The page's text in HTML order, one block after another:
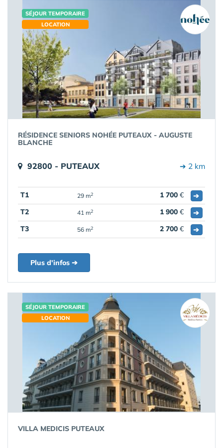
SÉJOUR TEMPORAIRE
LOCATION
RÉSIDENCE SENIORS NOHÉE PUTEAUX - AUGUSTE
BLANCHE
92800 - PUTEAUX ➔ 2 km
T1 29 m2 1 700 €
➔
T2
41 m2 1 900 €
➔
T3
56 m2 2 700 € ➔
Plus d'infos ➔
SÉJOUR TEMPORAIRE
LOCATION
VILLA MEDICIS PUTEAUX